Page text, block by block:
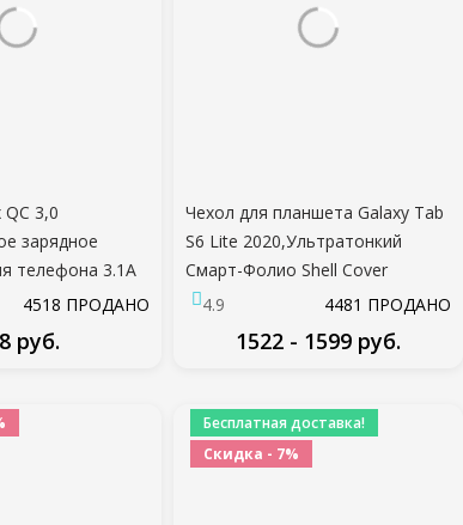
3,0
зарядное
телефона 3.1A
стабильная
для
Quick
4518 ПРОДАНО
руб.
Чехол для планшета Galaxy Tab
S6 Lite 2020,Ультратонкий
Смарт-Фолио Shell Cover
Магнитный поглощающий
Чехол для Galaxy Tab S6 Lite
4.9 4481 ПРОДАНО
1522 - 1599 руб.
Бесплатная доставка!
Скидка - 7%